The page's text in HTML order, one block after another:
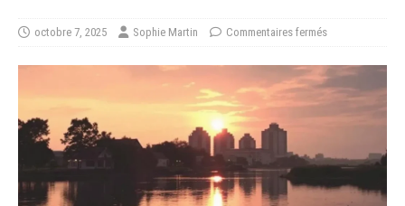
octobre 7, 2025 Sophie Martin Commentaires fermés